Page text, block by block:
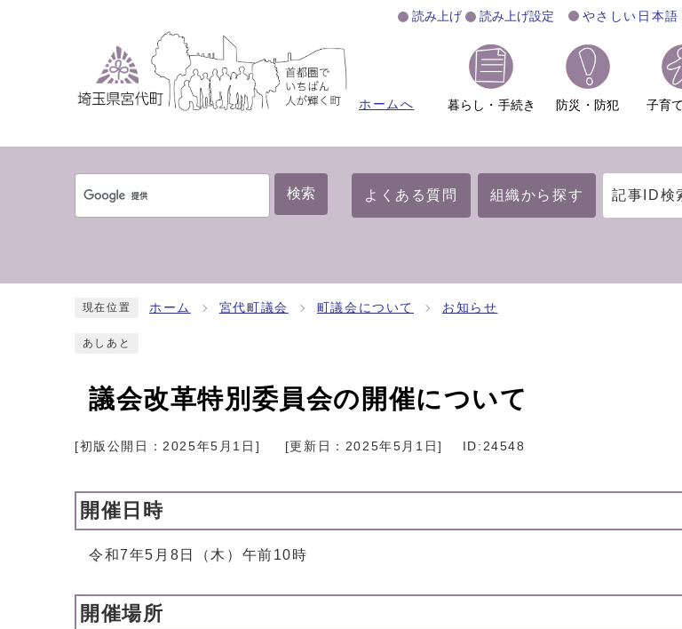
読み上げ 読み上げ設定 やさしい日本語
ホームへ 暮らし・手続き 防災・防犯 子育
検索 よくある質問 組織から探す 記事ID検
現在位置 ホーム 宮代町議会 町議会について お知らせ
あしあと
議会改革特別委員会の開催について
[初版公開日：2025年5月1日 ] [更新日： 2025年5月1日] ID:24548
開催日時
令和7年5月8日（木）午前10時
開催場所